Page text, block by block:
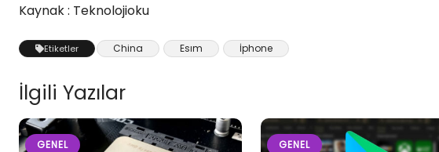
Kaynak : Teknolojioku
Etiketler China Esım İphone
İlgili Yazılar
GENEL GENEL